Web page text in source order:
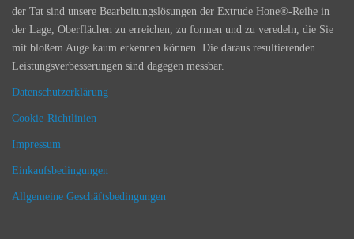
der Tat sind unsere Bearbeitungslösungen der Extrude Hone®-Reihe in
der Lage, Oberflächen zu erreichen, zu formen und zu veredeln, die Sie
mit bloßem Auge kaum erkennen können. Die daraus resultierenden
Leistungsverbesserungen sind dagegen messbar.
Datenschutzerklärung
Cookie-Richtlinien
Impressum
Einkaufsbedingungen
Allgemeine Geschäftsbedingungen